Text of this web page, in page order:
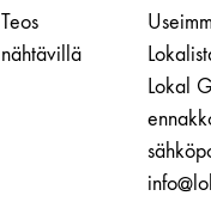
Teos
nähtävillä
Lokal